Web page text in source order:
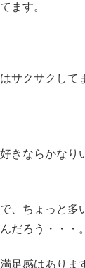
ます。
サクサクして
きならかなり
、ちょっと多
だろう・・・。
足感はありま